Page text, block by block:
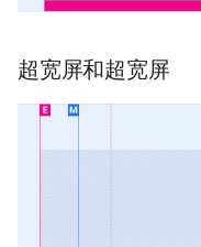
超宽屏和超宽屏